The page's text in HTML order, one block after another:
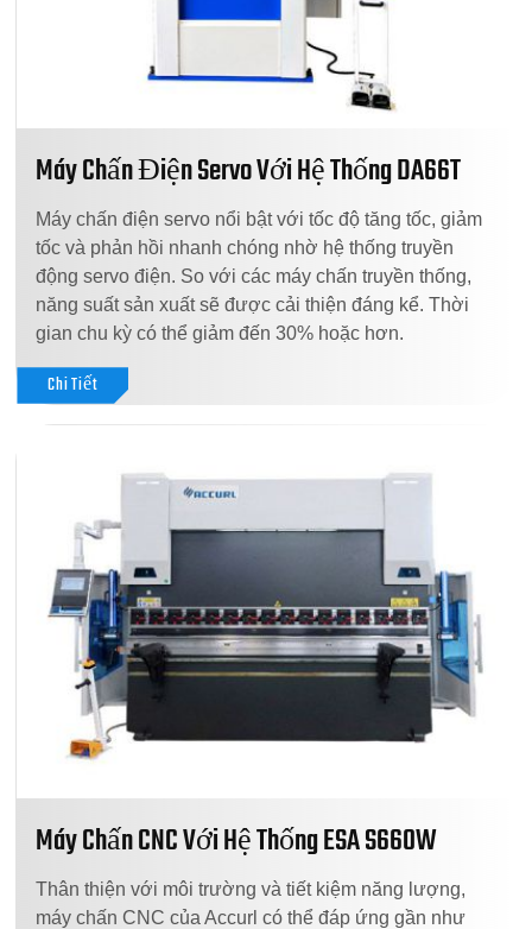
Máy Chấn Điện Servo Với Hệ Thống DA66T
Máy chấn điện servo nổi bật với tốc độ tăng tốc, giảm
tốc và phản hồi nhanh chóng nhờ hệ thống truyền
động servo điện. So với các máy chấn truyền thống,
năng suất sản xuất sẽ được cải thiện đáng kể. Thời
gian chu kỳ có thể giảm đến 30% hoặc hơn.
Chi Tiết
Máy Chấn CNC Với Hệ Thống ESA S660W
Thân thiện với môi trường và tiết kiệm năng lượng,
máy chấn CNC của Accurl có thể đáp ứng gần như